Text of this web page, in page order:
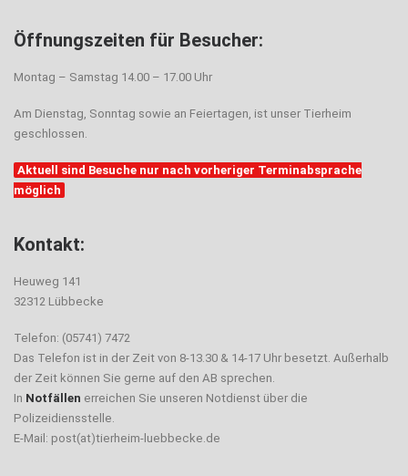
Öffnungszeiten für Besucher:
Montag – Samstag 14.00 – 17.00 Uhr
Am Dienstag, Sonntag sowie an Feiertagen, ist unser Tierheim
geschlossen.
Aktuell sind Besuche nur nach vorheriger Terminabsprache
möglich
Kontakt:
Heuweg 141
32312 Lübbecke
Telefon: (05741) 7472
Das Telefon ist in der Zeit von 8-13.30 & 14-17 Uhr besetzt. Außerhalb
der Zeit können Sie gerne auf den AB sprechen.
In Notfällen erreichen Sie unseren Notdienst über die
Polizeidiensstelle.
E-Mail: post(at)tierheim-luebbecke.de